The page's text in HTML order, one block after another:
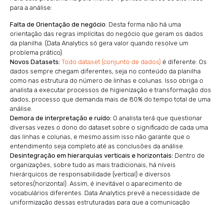
para a análise:
Falta de Orientação de negócio: Desta forma não há uma
orientação das regras implícitas do negócio que geram os dados
da planilha. (Data Analytics só gera valor quando resolve um
problema prático).
Novos Datasets: Todo dataset (conjunto de dados) é diferente: Os
dados sempre chegam diferentes, seja no conteúdo da planilha
como nas estrutura do número de linhas e colunas. Isso obriga o
analista a executar processos de higienização e transformação dos
dados, processo que demanda mais de 80% do tempo total de uma
análise.
Demora de interpretação e ruído: O analista terá que questionar
diversas vezes o dono do dataset sobre o significado de cada uma
das linhas e colunas, e mesmo assim isso não garante que o
entendimento seja completo até as conclusões da análise.
Desintegração em hierarquias verticais e horizontais: Dentro de
organizações, sobre tudo as mais tradicionais, há níveis
hierárquicos de responsabilidade (vertical) e diversos
setores(horizontal). Assim, é inevitável o aparecimento de
vocabulários diferentes. Data Analytics prevê a necessidade de
uniformização dessas estruturadas para que a comunicação